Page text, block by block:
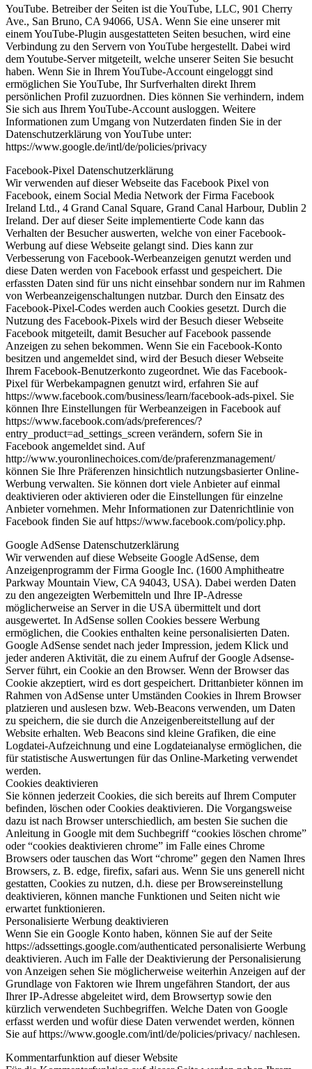
YouTube. Betreiber der Seiten ist die YouTube, LLC, 901 Cherry
Ave., San Bruno, CA 94066, USA. Wenn Sie eine unserer mit
einem YouTube-Plugin ausgestatteten Seiten besuchen, wird eine
Verbindung zu den Servern von YouTube hergestellt. Dabei wird
dem Youtube-Server mitgeteilt, welche unserer Seiten Sie besucht
haben. Wenn Sie in Ihrem YouTube-Account eingeloggt sind
ermöglichen Sie YouTube, Ihr Surfverhalten direkt Ihrem
persönlichen Profil zuzuordnen. Dies können Sie verhindern, indem
Sie sich aus Ihrem YouTube-Account ausloggen. Weitere
Informationen zum Umgang von Nutzerdaten finden Sie in der
Datenschutzerklärung von YouTube unter:
https://www.google.de/intl/de/policies/privacy
Facebook-Pixel Datenschutzerklärung
Wir verwenden auf dieser Webseite das Facebook Pixel von
Facebook, einem Social Media Network der Firma Facebook
Ireland Ltd., 4 Grand Canal Square, Grand Canal Harbour, Dublin 2
Ireland. Der auf dieser Seite implementierte Code kann das
Verhalten der Besucher auswerten, welche von einer Facebook-
Werbung auf diese Webseite gelangt sind. Dies kann zur
Verbesserung von Facebook-Werbeanzeigen genutzt werden und
diese Daten werden von Facebook erfasst und gespeichert. Die
erfassten Daten sind für uns nicht einsehbar sondern nur im Rahmen
von Werbeanzeigenschaltungen nutzbar. Durch den Einsatz des
Facebook-Pixel-Codes werden auch Cookies gesetzt. Durch die
Nutzung des Facebook-Pixels wird der Besuch dieser Webseite
Facebook mitgeteilt, damit Besucher auf Facebook passende
Anzeigen zu sehen bekommen. Wenn Sie ein Facebook-Konto
besitzen und angemeldet sind, wird der Besuch dieser Webseite
Ihrem Facebook-Benutzerkonto zugeordnet. Wie das Facebook-
Pixel für Werbekampagnen genutzt wird, erfahren Sie auf
https://www.facebook.com/business/learn/facebook-ads-pixel. Sie
können Ihre Einstellungen für Werbeanzeigen in Facebook auf
https://www.facebook.com/ads/preferences/?
entry_product=ad_settings_screen verändern, sofern Sie in
Facebook angemeldet sind. Auf
http://www.youronlinechoices.com/de/praferenzmanagement/
können Sie Ihre Präferenzen hinsichtlich nutzungsbasierter Online-
Werbung verwalten. Sie können dort viele Anbieter auf einmal
deaktivieren oder aktivieren oder die Einstellungen für einzelne
Anbieter vornehmen. Mehr Informationen zur Datenrichtlinie von
Facebook finden Sie auf https://www.facebook.com/policy.php.
Google AdSense Datenschutzerklärung
Wir verwenden auf diese Webseite Google AdSense, dem
Anzeigenprogramm der Firma Google Inc. (1600 Amphitheatre
Parkway Mountain View, CA 94043, USA). Dabei werden Daten
zu den angezeigten Werbemitteln und Ihre IP-Adresse
möglicherweise an Server in die USA übermittelt und dort
ausgewertet. In AdSense sollen Cookies bessere Werbung
ermöglichen, die Cookies enthalten keine personalisierten Daten.
Google AdSense sendet nach jeder Impression, jedem Klick und
jeder anderen Aktivität, die zu einem Aufruf der Google Adsense-
Server führt, ein Cookie an den Browser. Wenn der Browser das
Cookie akzeptiert, wird es dort gespeichert. Drittanbieter können im
Rahmen von AdSense unter Umständen Cookies in Ihrem Browser
platzieren und auslesen bzw. Web-Beacons verwenden, um Daten
zu speichern, die sie durch die Anzeigenbereitstellung auf der
Website erhalten. Web Beacons sind kleine Grafiken, die eine
Logdatei-Aufzeichnung und eine Logdateianalyse ermöglichen, die
für statistische Auswertungen für das Online-Marketing verwendet
werden.
Cookies deaktivieren
Sie können jederzeit Cookies, die sich bereits auf Ihrem Computer
befinden, löschen oder Cookies deaktivieren. Die Vorgangsweise
dazu ist nach Browser unterschiedlich, am besten Sie suchen die
Anleitung in Google mit dem Suchbegriff “cookies löschen chrome”
oder “cookies deaktivieren chrome” im Falle eines Chrome
Browsers oder tauschen das Wort “chrome” gegen den Namen Ihres
Browsers, z. B. edge, firefix, safari aus. Wenn Sie uns generell nicht
gestatten, Cookies zu nutzen, d.h. diese per Browsereinstellung
deaktivieren, können manche Funktionen und Seiten nicht wie
erwartet funktionieren.
Personalisierte Werbung deaktivieren
Wenn Sie ein Google Konto haben, können Sie auf der Seite
https://adssettings.google.com/authenticated personalisierte Werbung
deaktivieren. Auch im Falle der Deaktivierung der Personalisierung
von Anzeigen sehen Sie möglicherweise weiterhin Anzeigen auf der
Grundlage von Faktoren wie Ihrem ungefähren Standort, der aus
Ihrer IP-Adresse abgeleitet wird, dem Browsertyp sowie den
kürzlich verwendeten Suchbegriffen. Welche Daten von Google
erfasst werden und wofür diese Daten verwendet werden, können
Sie auf https://www.google.com/intl/de/policies/privacy/ nachlesen.
Kommentarfunktion auf dieser Website